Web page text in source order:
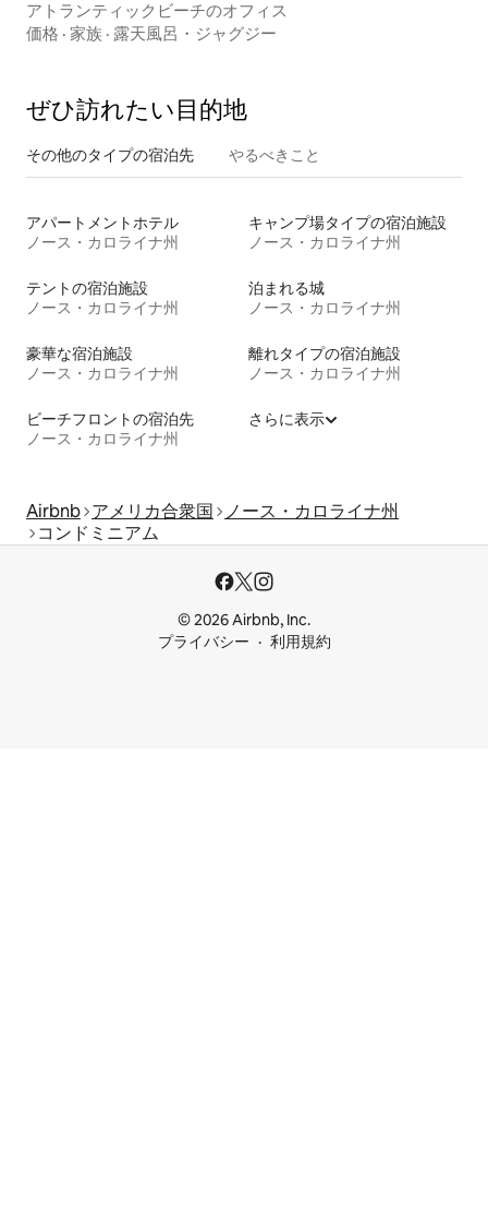
アトランティックビーチのオフィス
価格 · 家族 · 露天風呂・ジャグジー
ぜひ訪⁠れ⁠た⁠い目⁠的⁠地
その他のタ⁠イ⁠プ⁠の宿⁠泊⁠先 やるべきこと
アパートメントホテル
ノース・カロライナ州
キャンプ場タイプの宿泊施設
ノース・カロライナ州
テントの宿泊施設
ノース・カロライナ州
泊まれる城
ノース・カロライナ州
豪華な宿泊施設
ノース・カロライナ州
離れタイプの宿泊施設
ノース・カロライナ州
ビーチフロントの宿泊先
ノース・カロライナ州
さらに表示
Airbnb アメリカ合衆国
ノース・カロライナ州
コンドミニアム
© 2026 Airbnb, Inc.
プライバシー
利用規約